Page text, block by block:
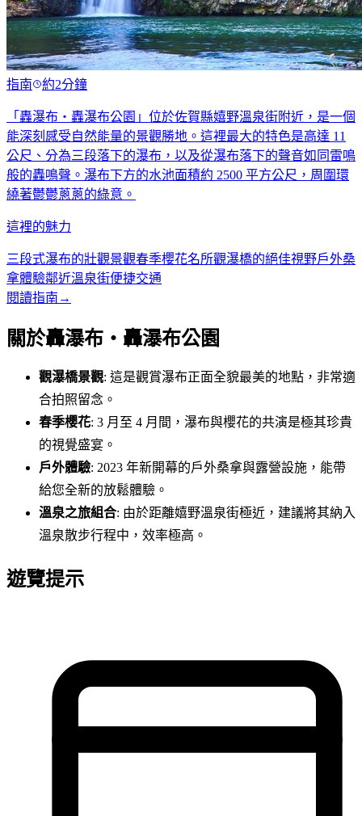
指南 約2分鐘
「轟瀑布・轟瀑布公園」位於佐賀縣嬉野溫泉街附近，是一個
能深刻感受自然能量的景觀勝地。這裡最大的特色是高達 11
公尺、分為三段落下的瀑布，以及從瀑布落下的聲音如同雷鳴
般的轟鳴聲。瀑布下方的水池面積約 2500 平方公尺，周圍環
繞著鬱鬱蔥蔥的綠意。
這裡的魅力
三段式瀑布的壯觀景觀春季櫻花名所觀瀑橋的絕佳視野戶外桑
拿體驗鄰近溫泉街便捷交通
閱讀指南 →
關於轟瀑布・轟瀑布公園
觀瀑橋景觀: 這是觀賞瀑布正面全貌最美的地點，非常適
合拍照留念。
春季櫻花: 3 月至 4 月間，瀑布與櫻花的共演是極其珍貴
的視覺盛宴。
戶外體驗: 2023 年新開幕的戶外桑拿與露營設施，能帶
給您全新的放鬆體驗。
溫泉之旅組合: 由於距離嬉野溫泉街極近，建議將其納入
溫泉散步行程中，效率極高。
遊覽提示